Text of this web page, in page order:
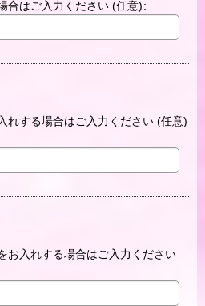
合はご入力ください (任意):
れする場合はご入力ください (任意)
お入れする場合はご入力ください